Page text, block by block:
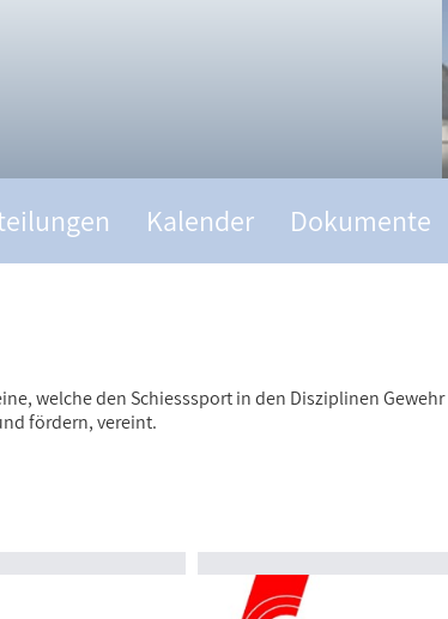
Kalender Dokumente
welche den Schiesssport in den Disziplinen Gewehr
fördern, vereint.